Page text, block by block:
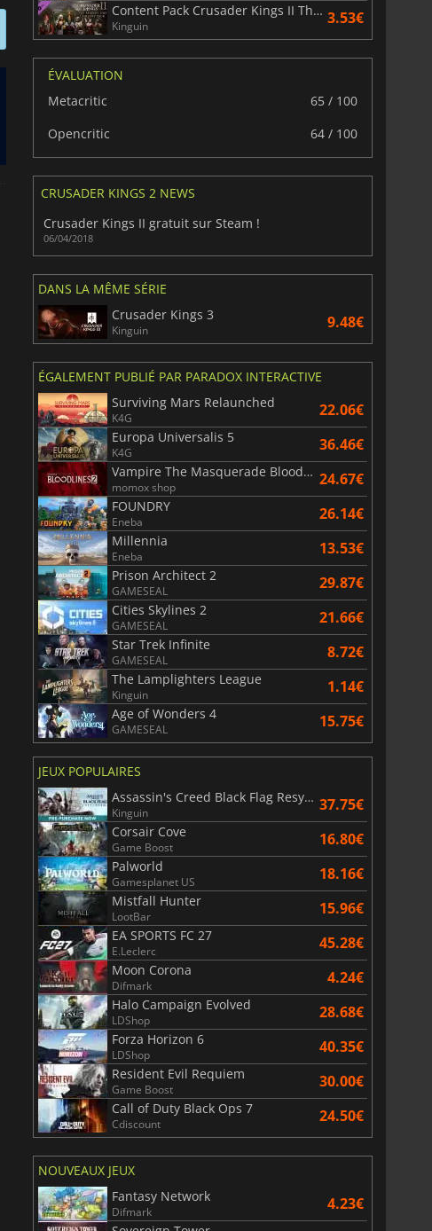
6.75€
Total War WARHAMMER 3
15.48
Lies Of P
Content Pack Crusader Kings II The Reaper's Due
Kinguin 3.53€
ÉVALUATION
Metacritic
65 / 100
Opencritic
64 / 100
CRUSADER KINGS 2 NEWS
Crusader Kings II gratuit sur Steam !
06/04/2018
DANS LA MÊME SÉRIE
Crusader Kings 3
Kinguin 9.48€
ÉGALEMENT PUBLIÉ PAR PARADOX INTERACTIVE
Surviving Mars Relaunched
K4G 22.06€
Europa Universalis 5
K4G 36.46€
Vampire The Masquerade Bloodlines 2
momox shop 24.67€
FOUNDRY
Eneba 26.14€
Millennia
Eneba 13.53€
Prison Architect 2
GAMESEAL 29.87€
Cities Skylines 2
GAMESEAL 21.66€
Star Trek Infinite
GAMESEAL 8.72€
The Lamplighters League
Kinguin 1.14€
Age of Wonders 4
GAMESEAL 15.75€
JEUX POPULAIRES
Assassin's Creed Black Flag Resynced
Kinguin 37.75€
Corsair Cove
Game Boost 16.80€
Palworld
Gamesplanet US 18.16€
Mistfall Hunter
LootBar 15.96€
EA SPORTS FC 27
E.Leclerc 45.28€
Moon Corona
Difmark 4.24€
Halo Campaign Evolved
LDShop 28.68€
Forza Horizon 6
LDShop 40.35€
Resident Evil Requiem
Game Boost 30.00€
Call of Duty Black Ops 7
Cdiscount 24.50€
NOUVEAUX JEUX
Fantasy Network
Difmark 4.23€